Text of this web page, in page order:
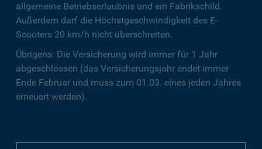
allgemeine Betriebserlaubnis und ein Fabrikschild.
Außerdem darf die Höchstgeschwindigkeit des E-
Scooters 20 km/h nicht überschreiten.
Übrigens: Die Versicherung wird immer für 1 Jahr
abgeschlossen (das Versicherungsjahr endet immer
Ende Februar und muss zum 01.03. eines jeden Jahres
erneuert werden).